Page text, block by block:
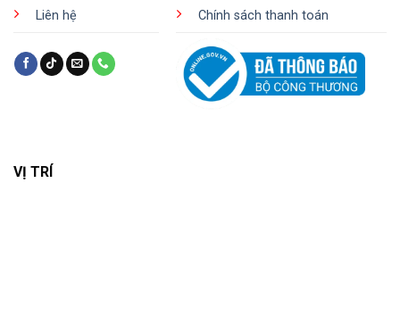
Liên hệ Chính sách thanh toán
VỊ TRÍ